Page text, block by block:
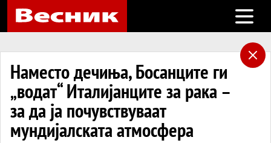
Open
Наместо дечиња, Босанците ги
„водат“ Италијанците за рака –
за да ја почувствуваат
мундијалската атмосфера